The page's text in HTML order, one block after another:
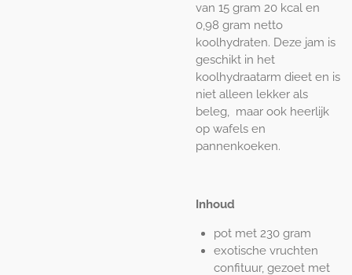
van 15 gram 20 kcal en
0,98 gram netto
koolhydraten. Deze jam is
geschikt in het
koolhydraatarm dieet en is
niet alleen lekker als
beleg, maar ook heerlijk
op wafels en
pannenkoeken.
Inhoud
pot met 230 gram
exotische vruchten
confituur, gezoet met